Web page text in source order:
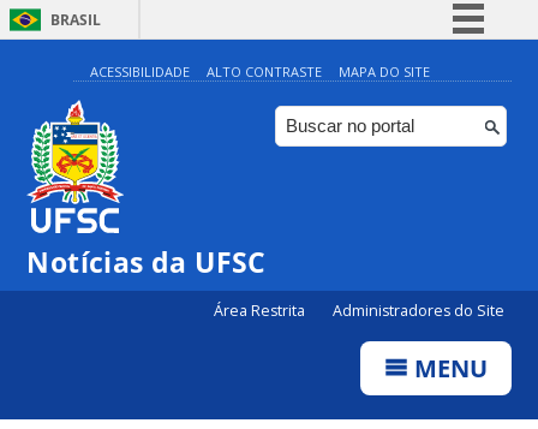
BRASIL
Simplifique!
Comunica BR
Participe
ACESSIBILIDADE ALTO CONTRASTE MAPA DO SITE
Notícias da UFSC
Área Restrita Administradores do Site
MENU